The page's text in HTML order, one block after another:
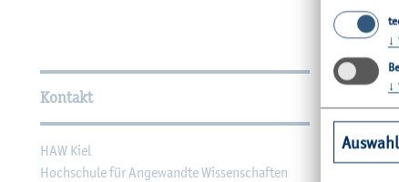
Wei­ter­füh­ren­de
Kontakt
HAW Kiel
Hoch­schu­le für An­ge­wand­te Wis­sen­schaf­ten
Unsere
↓
↓